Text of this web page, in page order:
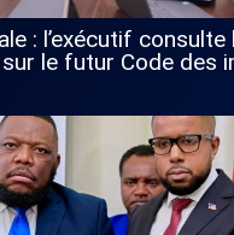
: l’exécutif consulte
le futur Code des